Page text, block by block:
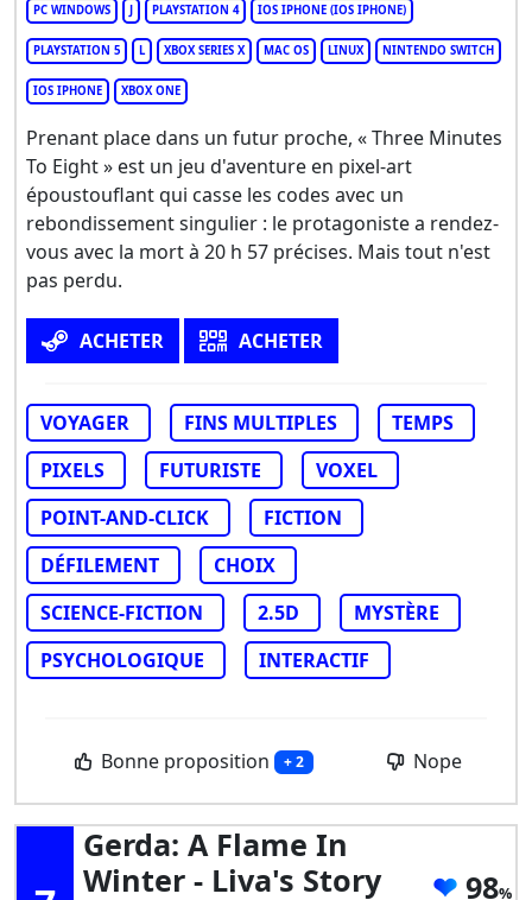
PC WINDOWS J PLAYSTATION 4 IOS IPHONE (IOS IPHONE)
PLAYSTATION 5 L XBOX SERIES X MAC OS LINUX NINTENDO SWITCH
IOS IPHONE XBOX ONE
Prenant place dans un futur proche, « Three Minutes
To Eight » est un jeu d'aventure en pixel-art
époustouflant qui casse les codes avec un
rebondissement singulier : le protagoniste a rendez-
vous avec la mort à 20 h 57 précises. Mais tout n'est
pas perdu.
ACHETER ACHETER
VOYAGER FINS MULTIPLES
TEMPS
PIXELS
FUTURISTE
VOXEL
POINT-AND-CLICK
FICTION
DÉFILEMENT
CHOIX
SCIENCE-FICTION
2.5D
MYSTÈRE
PSYCHOLOGIQUE
INTERACTIF
Bonne proposition + 2 Nope
Gerda: A Flame In
Winter - Liva's Story
98